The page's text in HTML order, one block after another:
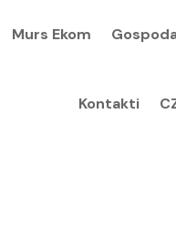
Murs Ekom
Kontakti